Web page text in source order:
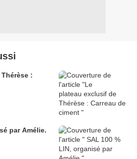
:
SAL 100 % LIN, organisé par Amélie.